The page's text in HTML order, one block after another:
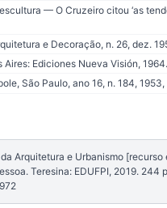
— O Cruzeiro citou ‘as
e Decoração, n. 26, dez.
Ediciones Nueva Visión, 1964.
São Paulo, ano 16, n. 184, 1953,
Arquitetura e Urbanismo
Teresina: EDUFPI, 2019.